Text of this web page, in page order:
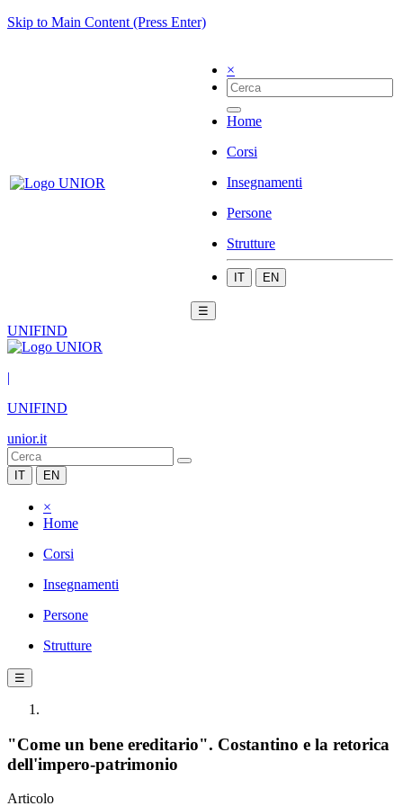
Skip to Main Content (Press Enter)
×
Home
Corsi
Insegnamenti
Persone
Strutture
IT EN
☰
UNIFIND
|
UNIFIND
unior.it
IT EN
×
Home
Corsi
Insegnamenti
Persone
Strutture
☰
"Come un bene ereditario". Costantino e la retorica
dell'impero-patrimonio
Articolo